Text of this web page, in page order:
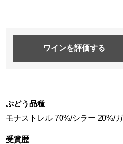
ワインを評価する
ぶどう品種
モナストレル 70%/シラー 20%/
受賞歴